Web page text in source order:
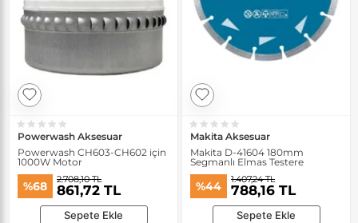
Powerwash Aksesuar
Powerwash CH603-CH602 için
1000W Motor
%68 2.708,10 TL
861,72 TL
Sepete Ekle
Makita Aksesuar
Makita D-41604 180mm
Segmanlı Elmas Testere
%44 1.407,24 TL
788,16 TL
Sepete Ekle